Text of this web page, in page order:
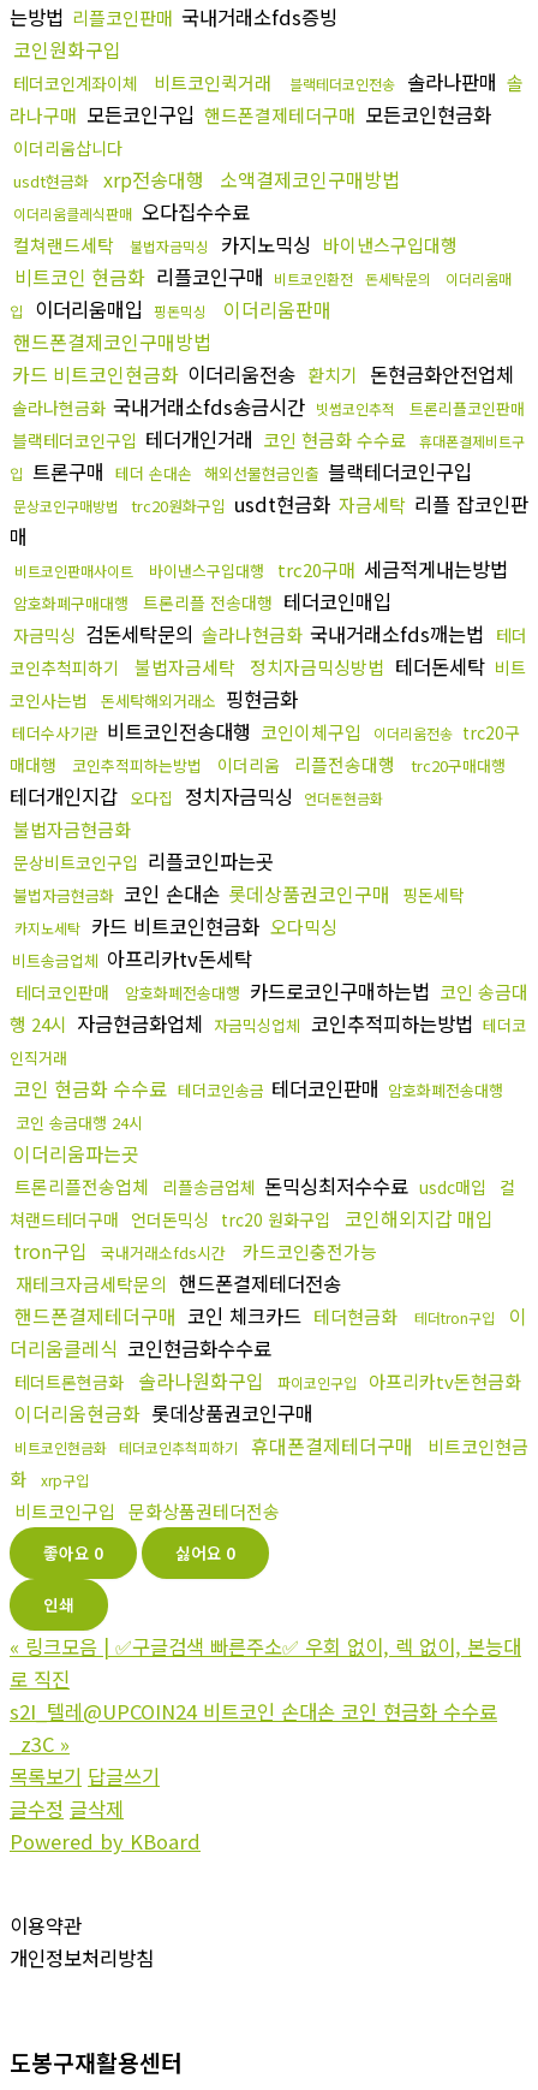
는방법 리플코인판매 국내거래소fds증빙
코인원화구입
테더코인계좌이체 비트코인퀵거래 블랙테더코인전송 솔라나판매 솔
라나구매 모든코인구입 핸드폰결제테더구매 모든코인현금화
이더리움삽니다
usdt현금화 xrp전송대행 소액결제코인구매방법
이더리움클레식판매 오다집수수료
컬쳐랜드세탁 불법자금믹싱 카지노믹싱 바이낸스구입대행
비트코인 현금화 리플코인구매 비트코인환전 돈세탁문의
이더리움매
입
이더리움매입 핑돈믹싱
이더리움판매
핸드폰결제코인구매방법
카드 비트코인현금화 이더리움전송 환치기 돈현금화안전업체
솔라나현금화 국내거래소fds송금시간 빗썸코인추적 트론리플코인판매
블랙테더코인구입 테더개인거래 코인 현금화 수수료
휴대폰결제비트구
입 트론구매 테더 손대손 해외선물현금인출 블랙테더코인구입
문상코인구매방법 trc20원화구입 usdt현금화 자금세탁 리플 잡코인판
매
비트코인판매사이트 바이낸스구입대행 trc20구매 세금적게내는방법
암호화폐구매대행 트론리플 전송대행 테더코인매입
자금믹싱 검돈세탁문의 솔라나현금화 국내거래소fds깨는법 테더
코인추척피하기
불법자금세탁 정치자금믹싱방법 테더돈세탁 비트
코인사는법
돈세탁해외거래소 핑현금화
테더수사기관 비트코인전송대행 코인이체구입 이더리움전송 trc20구
매대행
코인추적피하는방법 이더리움 리플전송대행 trc20구매대행
테더개인지갑 오다집 정치자금믹싱 언더돈현금화
불법자금현금화
문상비트코인구입 리플코인파는곳
불법자금현금화 코인 손대손 롯데상품권코인구매 핑돈세탁
카지노세탁 카드 비트코인현금화 오다믹싱
비트송금업체 아프리카tv돈세탁
테더코인판매 암호화폐전송대행 카드로코인구매하는법 코인 송금대
행 24시 자금현금화업체 자금믹싱업체 코인추적피하는방법 테더코
인직거래
코인 현금화 수수료 테더코인송금 테더코인판매 암호화폐전송대행
코인 송금대행 24시
이더리움파는곳
트론리플전송업체 리플송금업체 돈믹싱최저수수료 usdc매입
컬
쳐랜드테더구매 언더돈믹싱 trc20 원화구입
코인해외지갑 매입
tron구입
국내거래소fds시간
카드코인충전가능
재테크자금세탁문의 핸드폰결제테더전송
핸드폰결제테더구매 코인 체크카드 테더현금화 테더tron구입
이
더리움클레식 코인현금화수수료
테더트론현금화 솔라나원화구입 파이코인구입 아프리카tv돈현금화
이더리움현금화 롯데상품권코인구매
비트코인현금화 테더코인추척피하기 휴대폰결제테더구매
비트코인현금
화
xrp구입
비트코인구입 문화상품권테더전송
좋아요 0 싫어요 0
인쇄
« 링크모음 | ✅구글검색 빠른주소✅ 우회 없이, 렉 없이, 본능대
로 직진
s2I_텔레@UPCOIN24 비트코인 손대손 코인 현금화 수수료
_z3C »
목록보기 답글쓰기
글수정 글삭제
Powered by KBoard
이용약관
개인정보처리방침
도봉구재활용센터